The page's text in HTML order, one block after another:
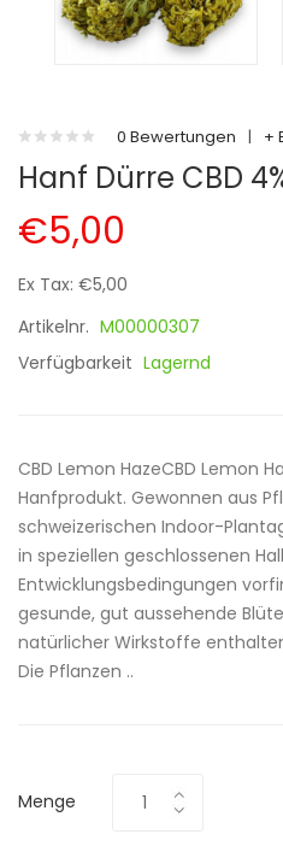
0 Bewertungen | +
Hanf Dürre CBD
€5,00
Ex Tax: €5,00
Artikelnr. M00000307
Verfügbarkeit Lagernd
CBD Lemon HazeCBD Lemon
Hanfprodukt. Gewonnen aus
schweizerischen Indoor-
in speziellen geschlossenen
Entwicklungsbedingungen
gesunde, gut aussehende
natürlicher Wirkstoffe
Die Pflanzen ..
Menge